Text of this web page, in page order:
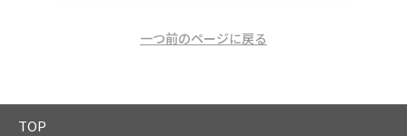
一つ前のページに戻る
TOP